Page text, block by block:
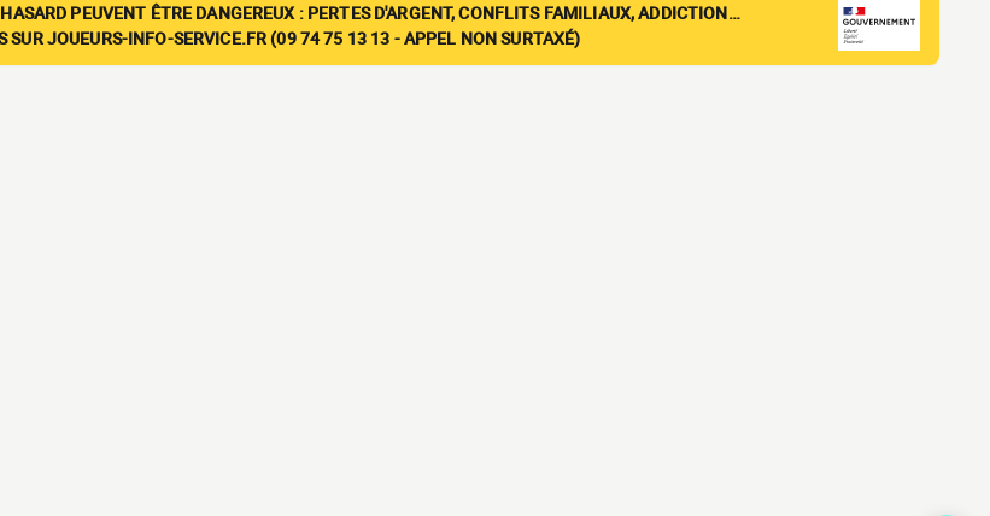
PEUVENT ÊTRE DANGEREUX : PERTES D'ARGENT, CONFLITS FAMILIAUX, ADDICTION…
SUR JOUEURS-INFO-SERVICE.FR (09 74 75 13 13 - APPEL NON SURTAXÉ)